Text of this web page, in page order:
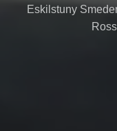
Eskilstuny